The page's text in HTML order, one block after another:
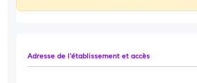
Adresse de l'établissement et accès